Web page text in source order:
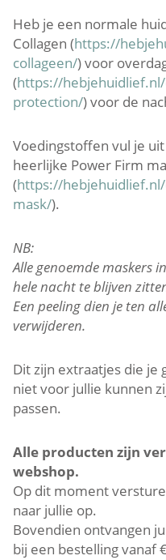
Heb je een normale
Collagen (https://
collageen/) voor
(https://
protection/) voor de
Voedingstoffen vul je
heerlijke Power Firm
(https://
mask/).
NB:
Alle genoemde maskers
hele nacht te blijven
Een peeling dien je ten
verwijderen.
Dit zijn extraatjes die je
niet voor jullie kunnen
passen.
Alle producten zijn
webshop.
Op dit moment
naar jullie op.
Bovendien ontvangen
bij een bestelling vanaf